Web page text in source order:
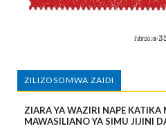
ZILIZOSOMWA ZAIDI
ZIARA YA WAZIRI NAPE KATIKA
MAWASILIANO YA SIMU JIJINI